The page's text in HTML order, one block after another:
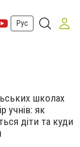
Рус
школах
учнів: як
діти та куди